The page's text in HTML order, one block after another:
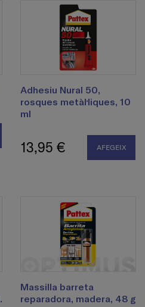
Adhesiu Nural 50,
rosques metàl·liques, 10
ml
13,95 € AFEGEIX
Massilla barreta
reparadora, madera, 48 g